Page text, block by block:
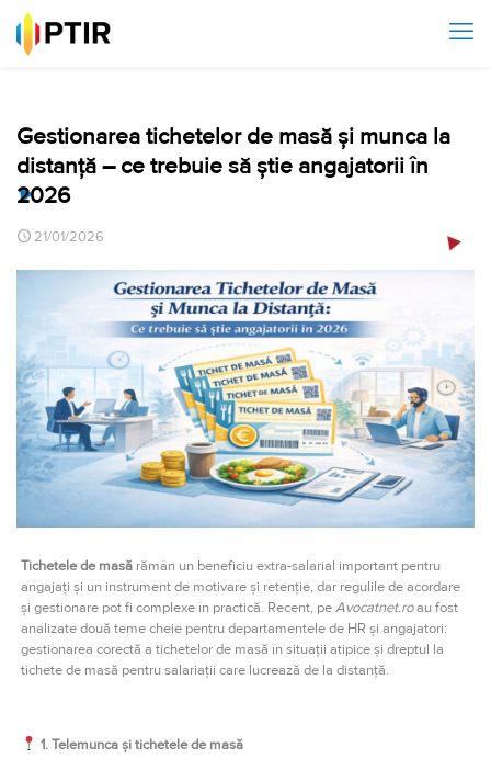
Gestionarea tichetelor de masă și munca la
distanță – ce trebuie să știe angajatorii în
2026
21/01/2026
Tichetele de masă rămân un beneficiu extra-salarial important pentru
angajați și un instrument de motivare și retenție, dar regulile de acordare
și gestionare pot fi complexe în practică. Recent, peAvocatnet.roau fost
analizate două teme cheie pentru departamentele de HR și angajatori:
gestionarea corectă a tichetelor de masă în situații atipice și dreptul la
tichete de masă pentru salariații care lucrează de la distanță.
1. Telemunca și tichetele de masă